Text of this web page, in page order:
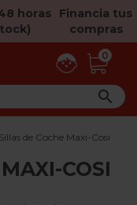
horas
Financia tus
compras
0

Sillas de Coche Maxi-Cosi
COSI